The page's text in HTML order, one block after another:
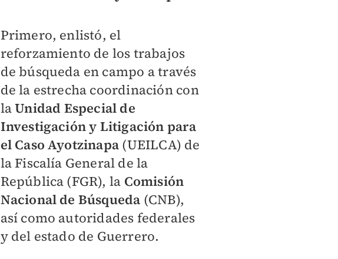
Primero, enlistó, el
reforzamiento de los trabajos
de búsqueda en campo a través
de la estrecha coordinación con
laUnidad Especial de
Investigación y Litigación para
el Caso Ayotzinapa (UEILCA) de
la Fiscalía General de la
República (FGR), la Comisión
Nacional de Búsqueda (CNB),
así como autoridades federales
y del estado de Guerrero.